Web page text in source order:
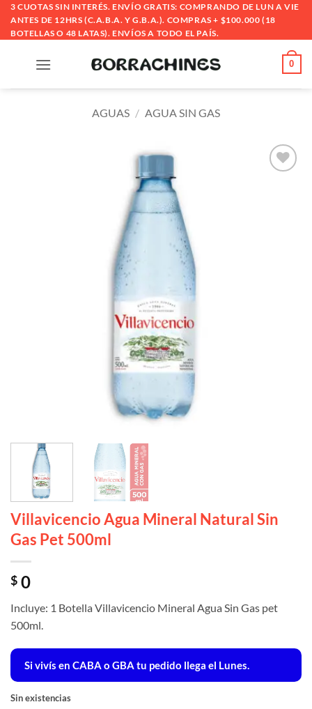
Saltar
contenido
3 CUOTAS SIN INTERÉS. ENVÍO GRATIS: COMPRANDO DE LUN A VIE
ANTES DE 12HRS (C.A.B.A. Y G.B.A.). COMPRAS + $100.000 (18
BOTELLAS O 48 LATAS). ENVÍOS A TODO EL PAÍS.
0
AGUAS / AGUA SIN GAS
Villavicencio Agua Mineral Natural Sin
Gas Pet 500ml
$ 0
Incluye: 1 Botella Villavicencio Mineral Agua Sin Gas pet
500ml.
Si vivís en CABA o GBA tu pedido llega el Lunes.
Sin existencias